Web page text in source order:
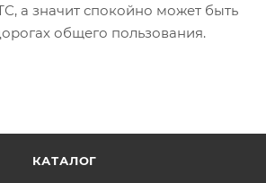
а значит спокойно может быть
общего пользования.
КАТАЛОГ